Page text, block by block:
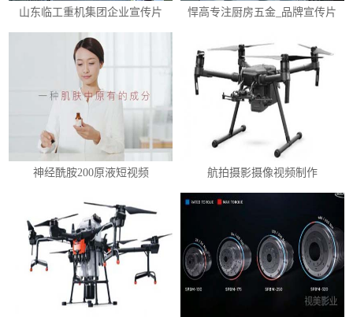
山东临工重机集团企业宣传片 悍高专注厨房五金_品牌宣传片
神经酰胺200原液短视频 航拍摄影摄像视频制作